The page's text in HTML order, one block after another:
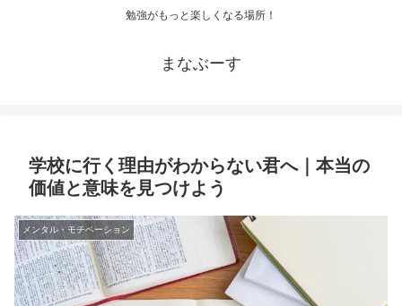
勉強がもっと楽しくなる場所！
まなぶーす
学校に行く理由がわからない君へ｜本当の
価値と意味を見つけよう
メンタル・モチベーション